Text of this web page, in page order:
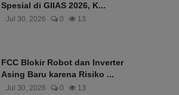
Spesial di GIIAS 2026, K...
Jul 30, 2026 0 13
FCC Blokir Robot dan Inverter
Asing Baru karena Risiko ...
Jul 30, 2026 0 13